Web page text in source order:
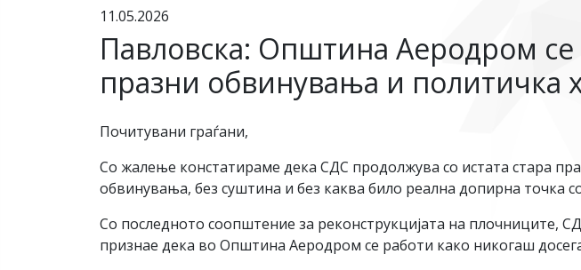
11.05.2026
Павловска: Општина Аеродром се
празни обвинувања и политичка
Почитувани граѓани,
Со жалење констатираме дека СДС продолжува со истата стара
обвинувања, без суштина и без каква било реална допирна точка
Со последното соопштение за реконструкцијата на плочниците,
признае дека во Општина Аеродром се работи како никогаш